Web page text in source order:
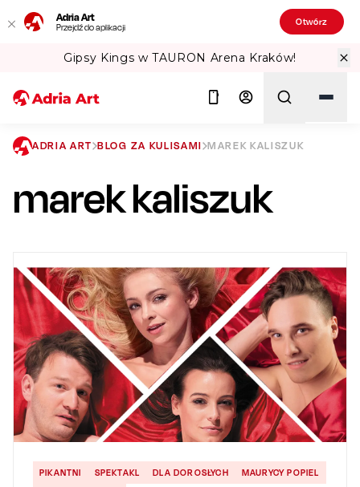
Adria Art
Przejdź do aplikacji Otwórz
Kraków! Sprawdź Teatralne
Szukaj
ADRIA ART BLOG ZA KULISAMI MAREK KALISZUK
marek kaliszuk
PIKANTNI SPEKTAKL DLA DOROSŁYCH
MAURYCY POPIEL